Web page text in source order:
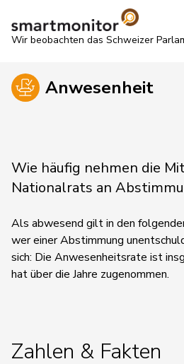
Wir beobachten das Schweizer
Anwesenheit
Wie häufig nehmen die
Nationalrats an
Als abwesend gilt in den
wer einer Abstimmung
sich: Die Anwesenheitsrate ist
hat über die Jahre zugenommen.
Zahlen & Fakten